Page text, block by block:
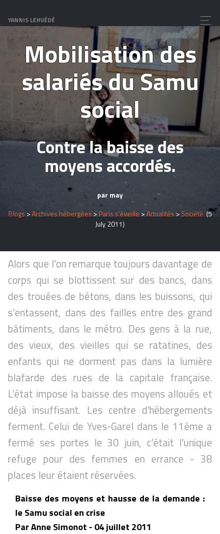
YANNIS LEHUÉDÉ
Hotel de Ville de Paris.
Mobilisation des
salariés du Samu
social
Contre la baisse des
moyens accordés.
par may
Blogs >Archives hébergées > Paris s’éveille >Actualités > Société (5
July 2011)
Alors que l’on remarque toujours davantage de
corps qui se blottissent sur des bancs, dans
des trouées de bétons, dans les buissons, qui
s’entassent, dans des failles entre des grand
bâtiments, dans le métro. Des gens à la rue,
des vieux, des vieilles qui se ratatines, des
enfants qui ne dorment pas dans la lumière
blafarde des rues de la capitale française.
L’état impose la baisse des moyens alloués et
déjà insuffisant. Les centre d’hébergements
ferment. Celui de Yves-Garel dans le 11ème a
fermé ses portes le 30 juin, c’était l’unique
refuge pour des femmes en errance - 38
places leur étaient réservées.
Baisse des moyens et hausse de la demande :
le Samu social en crise
Par Anne Simonot - 04 juillet 2011